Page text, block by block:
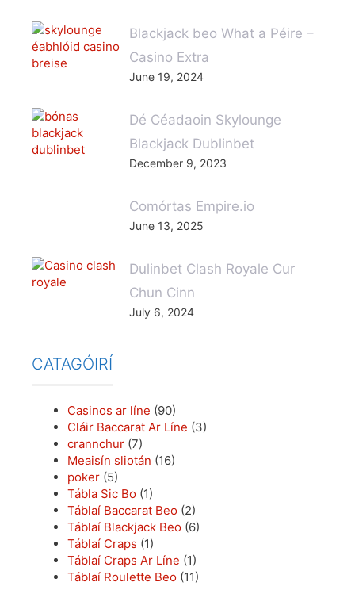
Blackjack beo What a Péire –
Casino Extra
June 19, 2024
Dé Céadaoin Skylounge
Blackjack Dublinbet
December 9, 2023
Comórtas Empire.io
June 13, 2025
Dulinbet Clash Royale Cur
Chun Cinn
July 6, 2024
CATAGÓIRÍ
Casinos ar líne (90)
Cláir Baccarat Ar Líne (3)
crannchur (7)
Meaisín sliotán (16)
poker (5)
Tábla Sic Bo (1)
Táblaí Baccarat Beo (2)
Táblaí Blackjack Beo (6)
Táblaí Craps (1)
Táblaí Craps Ar Líne (1)
Táblaí Roulette Beo (11)